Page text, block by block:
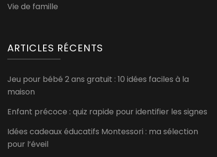
Vie de famille
ARTICLES RÉCENTS
Jeu pour bébé 2 ans gratuit : 10 idées faciles à la
maison
Enfant précoce : quiz rapide pour identifier les signes
Idées cadeaux éducatifs Montessori : ma sélection
pour l’éveil